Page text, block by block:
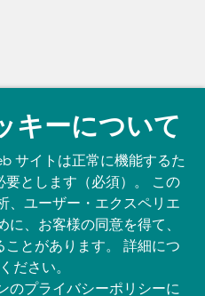
頓、改めて整頓、整頓しない
関係づける
オプショナリティ
日の1 ドル
シュフロー
anywhere, anytime on your
キーについて
サイトは正常に機能するた
とします（必須）。 この
、ユーザー・エクスペリエ
、お客様の同意を得て、
とがあります。 詳細につ
ださい。
のプライバシーポリシーに